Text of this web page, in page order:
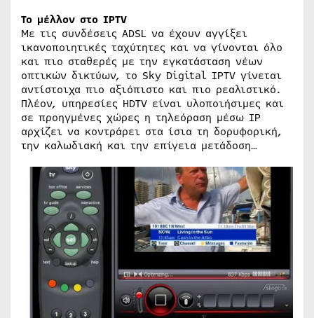
Το μέλλον στο IPTV
Με τις συνδέσεις ADSL να έχουν αγγίξει
ικανοποιητικές ταχύτητες και να γίνονται όλο
και πιο σταθερές με την εγκατάσταση νέων
οπτικών δικτύων, το Sky Digital IPTV γίνεται
αντίστοιχα πιο αξιόπιστο και πιο ρεαλιστικό.
Πλέον, υπηρεσίες HDTV είναι υλοποιήσιμες και
σε προηγμένες χώρες η τηλεόραση μέσω IP
αρχίζει να κοντράρει στα ίσια τη δορυφορική,
την καλωδιακή και την επίγεια μετάδοση…